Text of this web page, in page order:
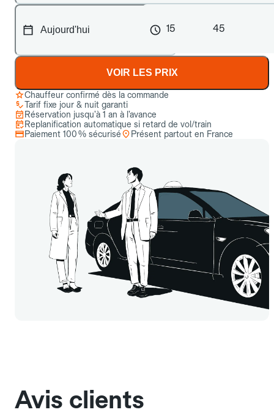
15 45
VOIR LES PRIX
Chauffeur confirmé dès la commande
Tarif fixe jour & nuit garanti
Réservation jusqu’à 1 an à l’avance
Replanification automatique si retard de vol/train
Paiement 100 % sécurisé
Présent partout en France
Avis clients